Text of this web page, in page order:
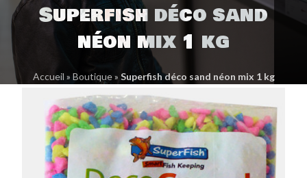
Superfish déco sand
néon mix 1 kg
Accueil » Boutique» Superfish déco sand néon mix 1 kg